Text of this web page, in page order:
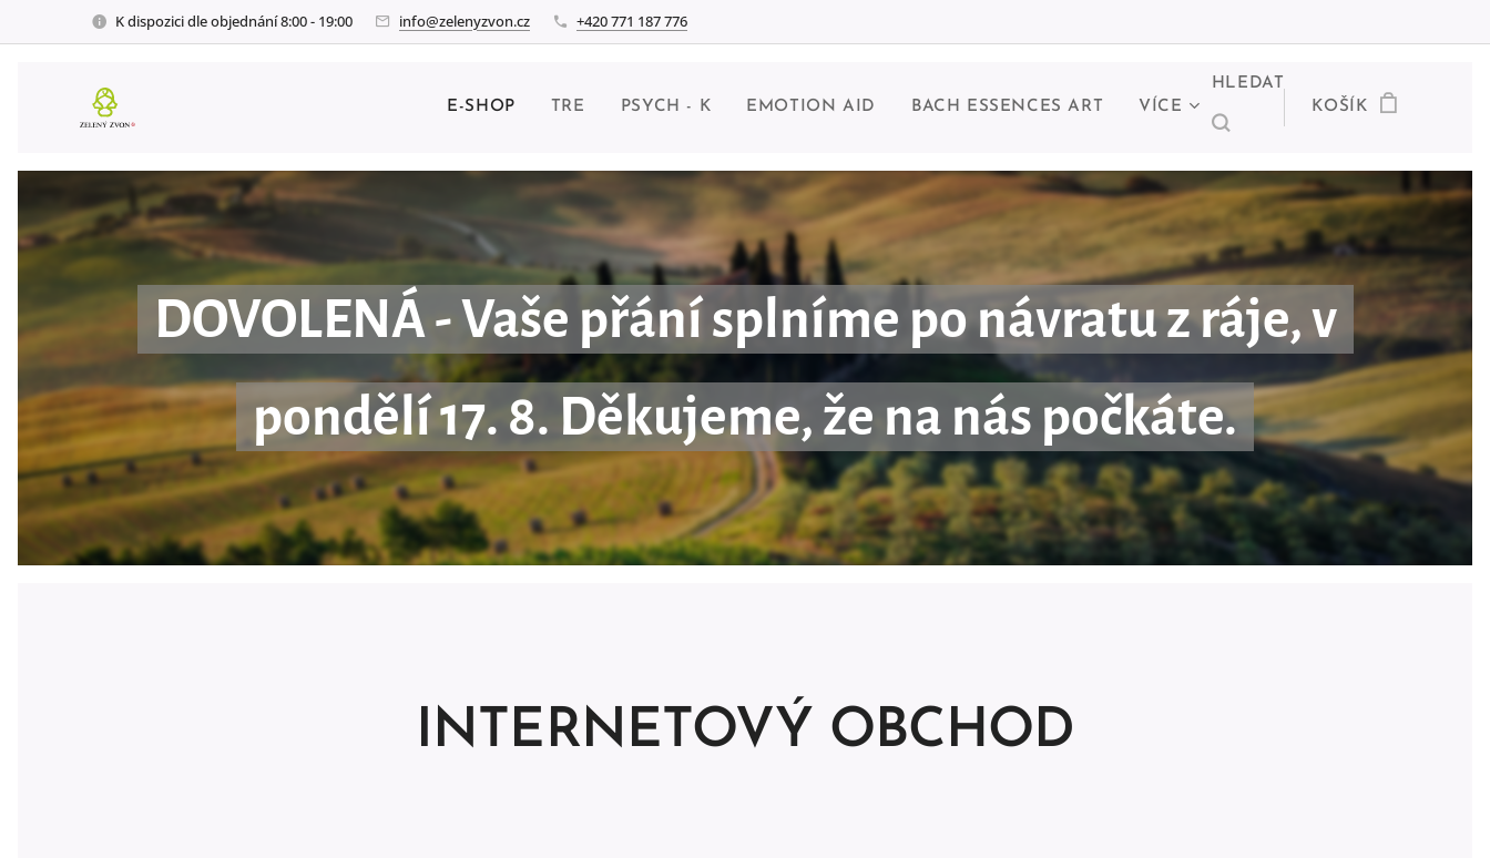
K dispozici dle objednání 8:00 - 19:00 info@zelenyzvon.cz +420 771 187 776
E-SHOP TRE PSYCH - K EMOTION AID BACH ESSENCES ART VÍCE
HLEDAT
KOŠÍK
DOVOLENÁ - Vaše přání splníme po návratu z ráje, v
pondělí 17. 8. Děkujeme, že na nás počkáte.
INTERNETOVÝ OBCHOD